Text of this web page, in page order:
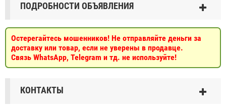
ПОДРОБНОСТИ ОБЪЯВЛЕНИЯ
Остерегайтесь мошенников! Не отправляйте деньги за
доставку или товар, если не уверены в продавце.
Связь WhatsApp, Telegram и тд. не используйте!
КОНТАКТЫ